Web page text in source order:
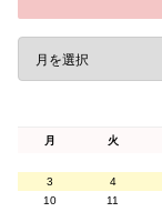
月 火
3
4
10
11